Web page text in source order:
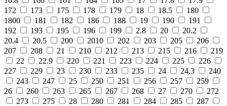
172
173 175 178 179 18 18.5
180
1800
181 182 186 188 19 190
191
192
193 195 196 199 2.8 20
20.2
20.4
20.5 200 2010 202 203 205
206
207
208 21 210 212 213 215 216
219
22
22.9 220 221 223 224 225
226
227
229 23 230 233 235 24 24.3
240
243
247 25 250 251 256 257
259
26
260 263 265 267 268 27 270
272
273
275 28 280 281 284 285
287